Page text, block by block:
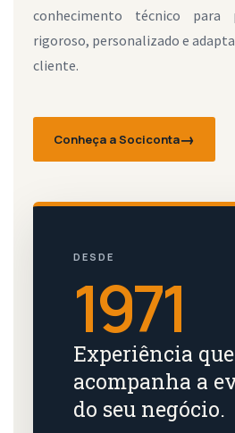
conhecimento técnico para
rigoroso, personalizado e
cliente.
Conheça a Sociconta
DESDE
1971
Experiência que
acompanha a
do seu negócio.